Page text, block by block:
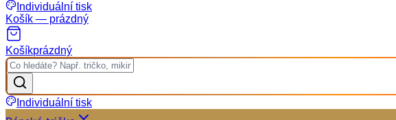
Individuální tisk
Košík — prázdný
Košíkprázdný
Individuální tisk